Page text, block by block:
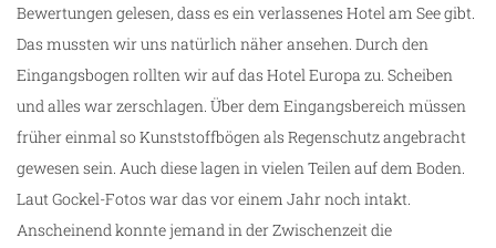
Bewertungen gelesen, dass es ein verlassenes Hotel am See gibt.
Das mussten wir uns natürlich näher ansehen. Durch den
Eingangsbogen rollten wir auf das Hotel Europa zu. Scheiben
und alles war zerschlagen. Über dem Eingangsbereich müssen
früher einmal so Kunststoffbögen als Regenschutz angebracht
gewesen sein. Auch diese lagen in vielen Teilen auf dem Boden.
Laut Gockel-Fotos war das vor einem Jahr noch intakt.
Anscheinend konnte jemand in der Zwischenzeit die